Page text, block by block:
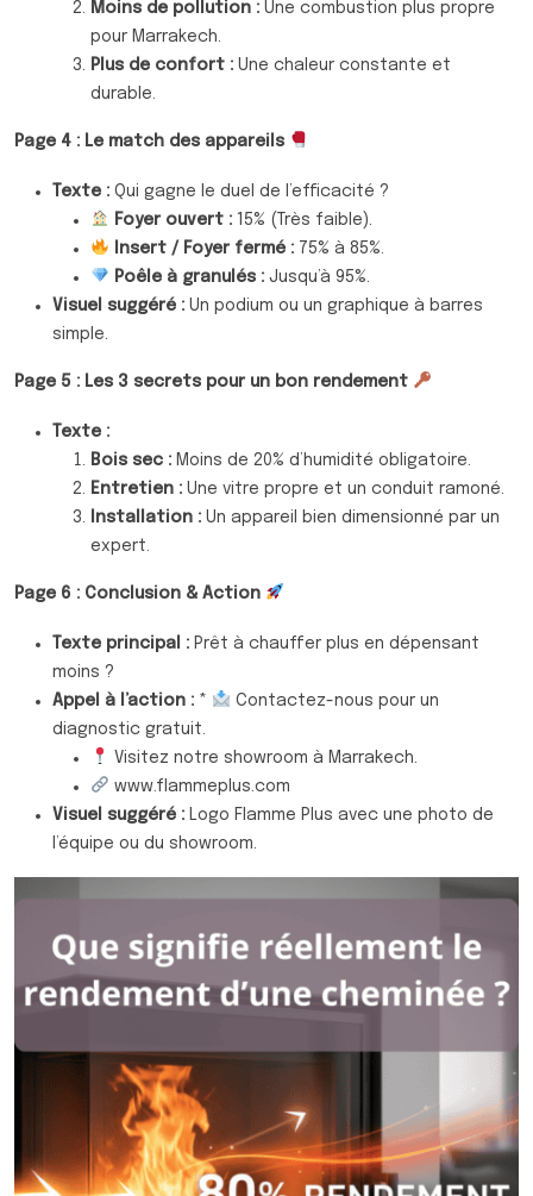
Moins de pollution : Une combustion plus propre
pour Marrakech.
Plus de confort : Une chaleur constante et
durable.
Page 4 : Le match des appareils
Texte : Qui gagne le duel de l’efficacité ?
Foyer ouvert :15% (Très faible).
Insert / Foyer fermé :75% à 85%.
Poêle à granulés :Jusqu’à 95%.
Visuel suggéré : Un podium ou un graphique à barres
simple.
Page 5 : Les 3 secrets pour un bon rendement
Texte :
Bois sec : Moins de 20% d’humidité obligatoire.
Entretien : Une vitre propre et un conduit ramoné.
Installation : Un appareil bien dimensionné par un
expert.
Page 6 : Conclusion & Action
Texte principal : Prêt à chauffer plus en dépensant
moins ?
Appel à l’action : *
Contactez-nous pour un
diagnostic gratuit.
Visitez notre showroom à Marrakech.
www.flammeplus.com
Visuel suggéré : Logo Flamme Plus avec une photo de
l’équipe ou du showroom.